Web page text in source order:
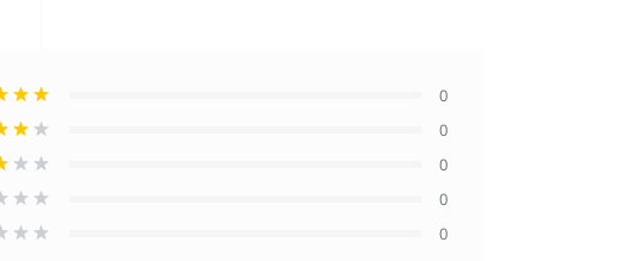
0
0
0
0
0